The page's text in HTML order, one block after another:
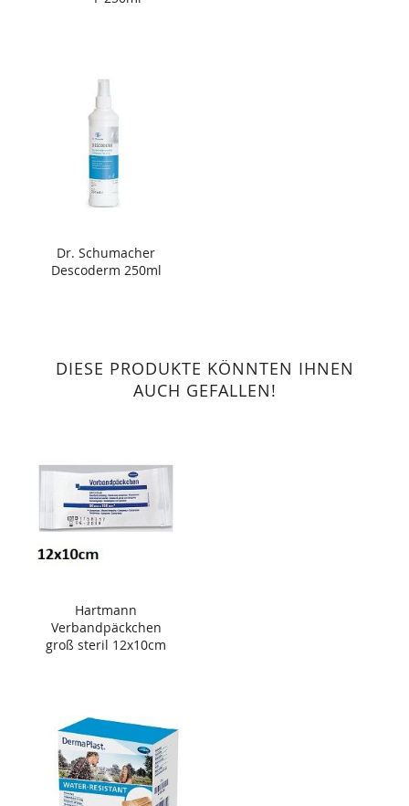
Dr. Schumacher
Descoderm 250ml
DIESE PRODUKTE KÖNNTEN IHNEN
AUCH GEFALLEN!
Hartmann
Verbandpäckchen
groß steril 12x10cm